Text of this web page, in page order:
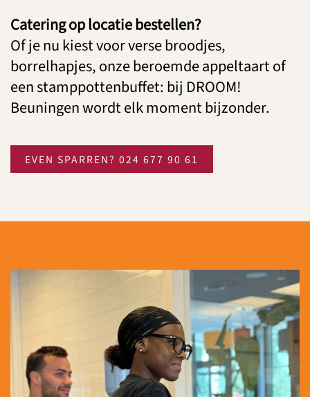
Catering op locatie bestellen?
Of je nu kiest voor verse broodjes,
borrelhapjes, onze beroemde appeltaart of
een stamppottenbuffet: bij DROOM!
Beuningen wordt elk moment bijzonder.
EVEN SPARREN? 024 677 90 61